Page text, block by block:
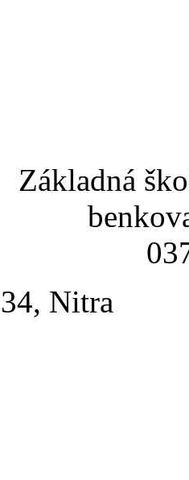
Základná
Nitra